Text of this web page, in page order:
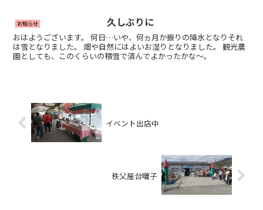
お知らせ 久しぶりに
おはようございます。 何日…いや、何ヵ月か振りの降水となりそれ
は雪となりました。 畑や自然にはよいお湿りとなりました。 観光農
園としても、このくらいの積雪で済んでよかったかな～。
イベント出店中
秩父屋台囃子